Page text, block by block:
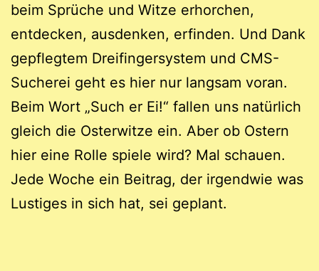
beim Sprüche und Witze erhorchen,
entdecken, ausdenken, erfinden. Und Dank
gepflegtem Dreifingersystem und CMS-
Sucherei geht es hier nur langsam voran.
Beim Wort „Such er Ei!“ fallen uns natürlich
gleich die Osterwitze ein. Aber ob Ostern
hier eine Rolle spiele wird? Mal schauen.
Jede Woche ein Beitrag, der irgendwie was
Lustiges in sich hat, sei geplant.